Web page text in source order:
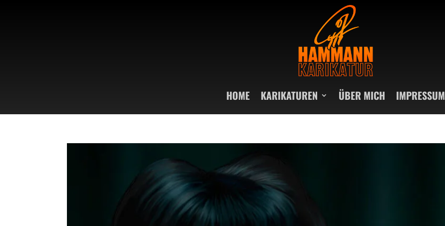
HOME KARIKATUREN ÜBER MICH IMPRESSUM